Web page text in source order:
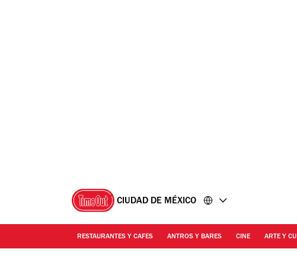
CIUDAD DE MÉXICO
RESTAURANTES Y CAFES ANTROS Y BARES CINE ARTE Y